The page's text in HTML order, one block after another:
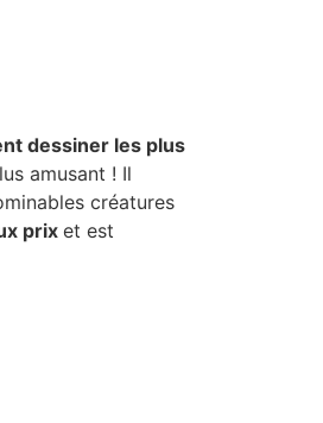
dessiner les plus
amusant ! Il
créatures
prix et est